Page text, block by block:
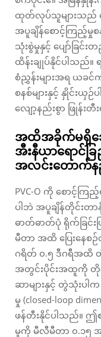
ထုတ်လုပ်သူများသည်
အပူချိန်စောင့်ကြည့်မှုစ
သုံးစွဲမှုနှင့် ပျော်ခြင်
ထိန်းချုပ်နိုင်ပါသည်။
စံညွှန်းများအရ ယခင်
စနစ်များနှင့် နှိုင်းယှ
လျော့နည်းစွာ ဖြုန်းတီ
အထိအခိုက်မရှိသေ
အီးနီယာရောင်
အလင်းတောက်နည်
PVC-O ကို စောင့်
ပါဘဲ အပူချိန်တိုင်းတ
ဓာတ်ဓာတ်ပုံ ရိုက်ခြင်း
မီတာ အထိ ပြေးနေစ
ဂရိတ် ၀.၅ ဒီဂရီအထိ
အတွင်းပိုင်းအထူကို တို
ဆာများနှင့် တွဲသုံးပ
မှု (closed-loop
ဖန်တီးနိုင်ပါသည်။ ဤ
မှုကို မီလီမီတာ ၀.၁၅ အ